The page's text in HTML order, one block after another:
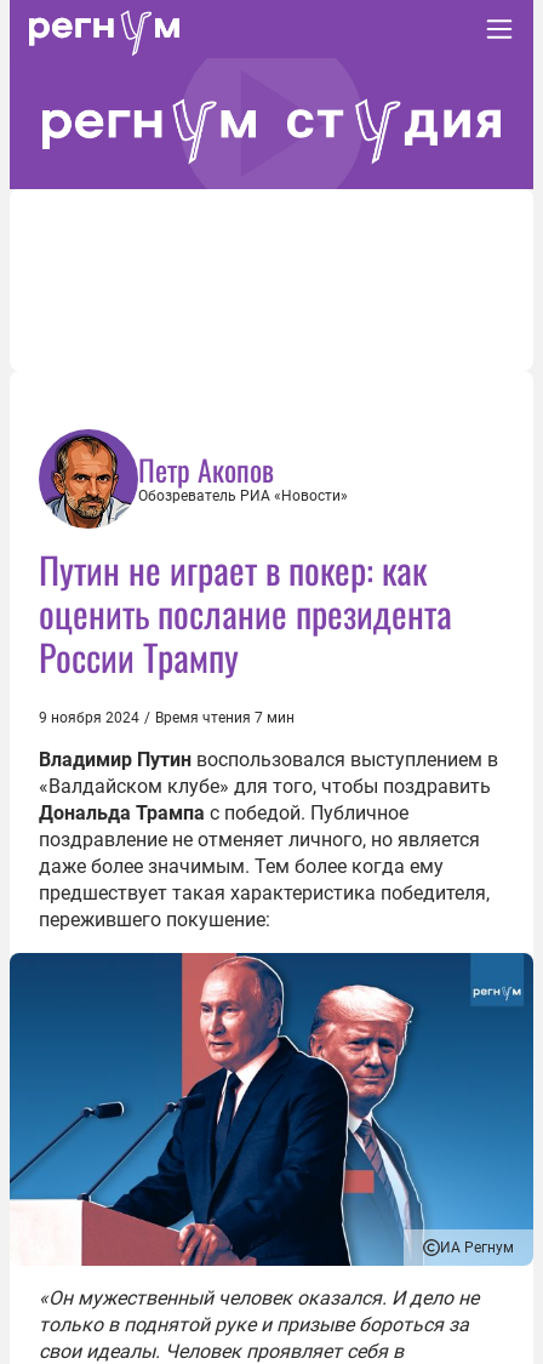
Петр Акопов
Обозреватель РИА «Новости»
Путин не играет в покер: как
оценить послание президента
России Трампу
9 ноября 2024 / Время чтения 7 мин
Владимир Путин воспользовался выступлением в
«Валдайском клубе» для того, чтобы поздравить
Дональда Трампа с победой. Публичное
поздравление не отменяет личного, но является
даже более значимым. Тем более когда ему
предшествует такая характеристика победителя,
пережившего покушение:
ИА Регнум
«Он мужественный человек оказался. И дело не
только в поднятой руке и призыве бороться за
свои идеалы. Человек проявляет себя в